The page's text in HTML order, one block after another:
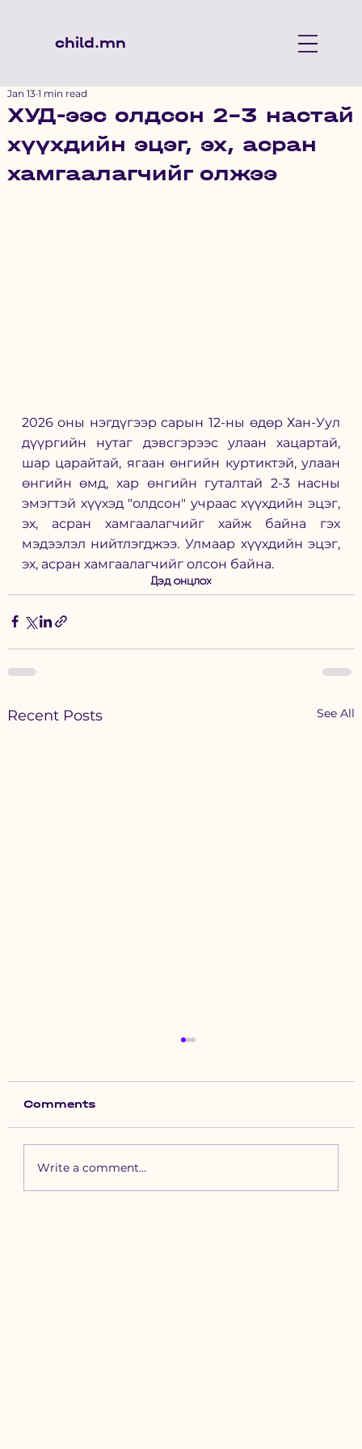
child.mn
ХУД-ээс олдсон 2-3 настай
хүүхдийн эцэг, эх, асран
хамгаалагчийг олжээ
Jan 13 1 min read
2026 оны нэгдүгээр сарын 12-ны өдөр Хан-Уул
дүүргийн нутаг дэвсгэрээс улаан хацартай,
шар царайтай, ягаан өнгийн куртиктэй, улаан
өнгийн өмд, хар өнгийн гуталтай 2-3 насны
эмэгтэй хүүхэд "олдсон" учраас хүүхдийн эцэг,
эх, асран хамгаалагчийг хайж байна гэх
мэдээлэл нийтлэгджээ. Улмаар хүүхдийн эцэг,
эх, асран хамгаалагчийг олсон байна.
Дэд онцлох
Recent Posts See All
Comments
Write a comment...